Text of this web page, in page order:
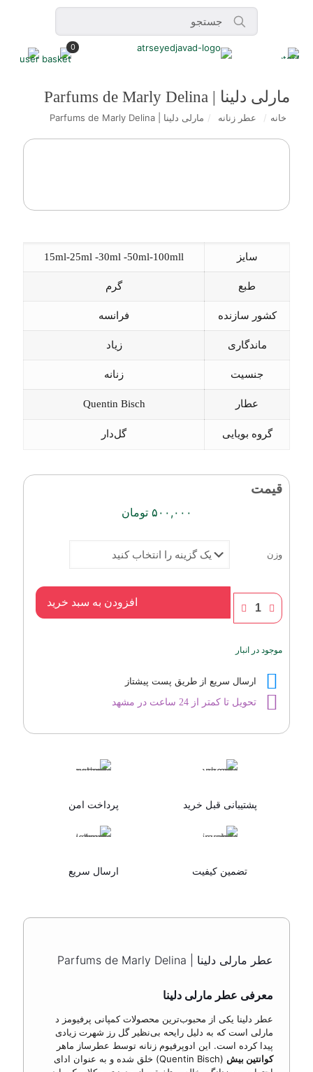
0
مارلی دلینا | Parfums de Marly Delina
خانه / عطر زنانه / مارلی دلینا | Parfums de Marly Delina
سایز 15ml-25ml -30ml -50ml-100mll
طبع گرم
کشور سازنده فرانسه
ماندگاری زیاد
جنسیت زنانه
عطار Quentin Bisch
گروه بویایی گل‌دار
قیمت
۵۰۰,۰۰۰ تومان
وزن
مارلی
دلینا
de
Delina
عدد
افزودن به سبد خرید
موجود در انبار
ارسال سریع از طریق پست پیشتاز
تحویل تا کمتر از 24 ساعت در مشهد
پشتیبانی قبل خرید پرداخت امن
تضمین کیفیت ارسال سریع
عطر مارلی دلینا | Parfums de Marly Delina
معرفی عطر مارلی دلینا
عطر دلینا یکی از محبوب‌ترین محصولات کمپانی پرفیومز د
مارلی است که به دلیل رایحه بی‌نظیر گل رز شهرت زیادی
پیدا کرده است. این ادوپرفیوم زنانه توسط عطرساز ماهر
کوانتین بیش
(Quentin Bisch) خلق شده و به عنوان ادای